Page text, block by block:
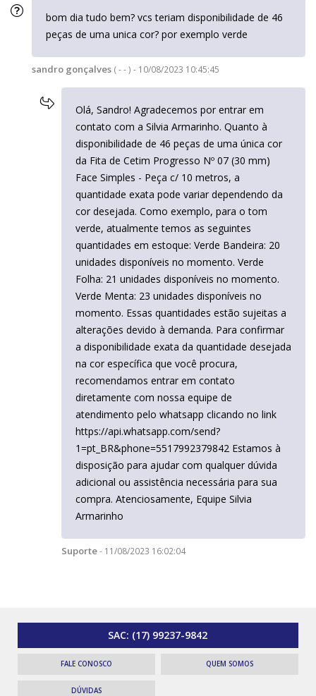
bom dia tudo bem? vcs teriam disponibilidade de 46
peças de uma unica cor? por exemplo verde
sandro gonçalves ( - - ) - 10/08/2023 10:45:45
Olá, Sandro! Agradecemos por entrar em
contato com a Silvia Armarinho. Quanto à
disponibilidade de 46 peças de uma única cor
da Fita de Cetim Progresso Nº 07 (30 mm)
Face Simples - Peça c/ 10 metros, a
quantidade exata pode variar dependendo da
cor desejada. Como exemplo, para o tom
verde, atualmente temos as seguintes
quantidades em estoque: Verde Bandeira: 20
unidades disponíveis no momento. Verde
Folha: 21 unidades disponíveis no momento.
Verde Menta: 23 unidades disponíveis no
momento. Essas quantidades estão sujeitas a
alterações devido à demanda. Para confirmar
a disponibilidade exata da quantidade desejada
na cor específica que você procura,
recomendamos entrar em contato
diretamente com nossa equipe de
atendimento pelo whatsapp clicando no link
https://api.whatsapp.com/send?
1=pt_BR&phone=5517992379842 Estamos à
disposição para ajudar com qualquer dúvida
adicional ou assistência necessária para sua
compra. Atenciosamente, Equipe Silvia
Armarinho
Suporte- 11/08/2023 16:02:04
SAC: (17) 99237-9842
FALE CONOSCO QUEM SOMOS
DÚVIDAS